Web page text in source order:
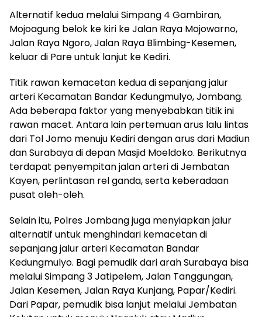
Alternatif kedua melalui Simpang 4 Gambiran,
Mojoagung belok ke kiri ke Jalan Raya Mojowarno,
Jalan Raya Ngoro, Jalan Raya Blimbing-Kesemen,
keluar di Pare untuk lanjut ke Kediri.
Titik rawan kemacetan kedua di sepanjang jalur
arteri Kecamatan Bandar Kedungmulyo, Jombang.
Ada beberapa faktor yang menyebabkan titik ini
rawan macet. Antara lain pertemuan arus lalu lintas
dari Tol Jomo menuju Kediri dengan arus dari Madiun
dan Surabaya di depan Masjid Moeldoko. Berikutnya
terdapat penyempitan jalan arteri di Jembatan
Kayen, perlintasan rel ganda, serta keberadaan
pusat oleh-oleh.
Selain itu, Polres Jombang juga menyiapkan jalur
alternatif untuk menghindari kemacetan di
sepanjang jalur arteri Kecamatan Bandar
Kedungmulyo. Bagi pemudik dari arah Surabaya bisa
melalui Simpang 3 Jatipelem, Jalan Tanggungan,
Jalan Kesemen, Jalan Raya Kunjang, Papar/Kediri.
Dari Papar, pemudik bisa lanjut melalui Jembatan